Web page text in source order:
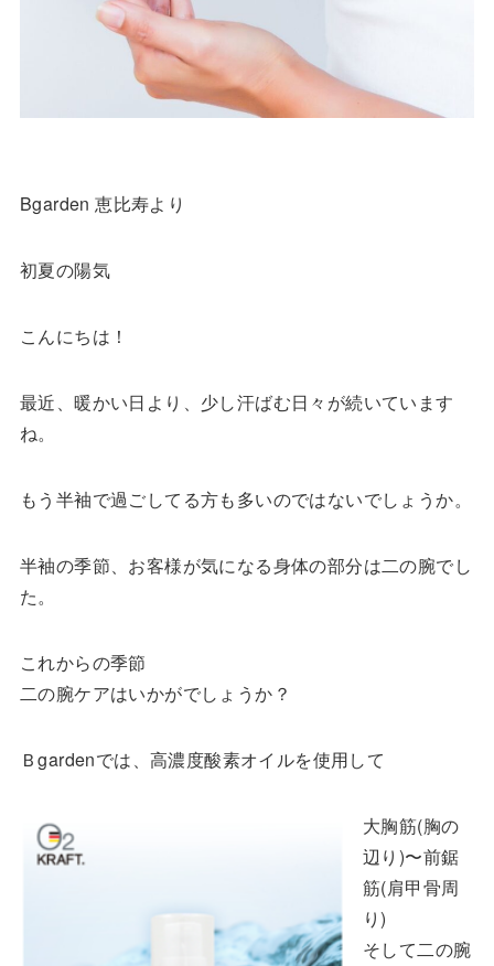
Bgarden 恵比寿より
初夏の陽気
こんにちは！
最近、暖かい日より、少し汗ばむ日々が続いています
ね。
もう半袖で過ごしてる方も多いのではないでしょうか。
半袖の季節、お客様が気になる身体の部分は二の腕でし
た。
これからの季節
二の腕ケアはいかがでしょうか？
Ｂgardenでは、高濃度酸素オイルを使用して
大胸筋(胸の
辺り)〜前鋸
筋(肩甲骨周
り)
そして二の腕